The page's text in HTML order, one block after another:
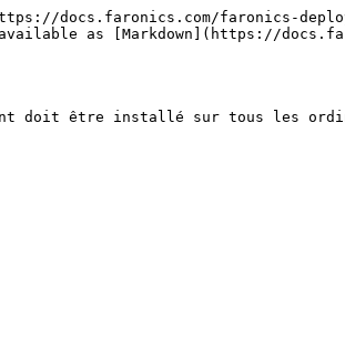
docs.faronics.com/faronics-
as [Markdown](https://
doit être installé sur tous les